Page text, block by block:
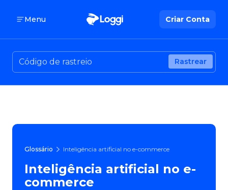
Menu Criar Conta
Rastrear
Glossário Inteligência artificial no e-commerce
Inteligência artificial no e-
commerce